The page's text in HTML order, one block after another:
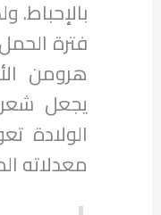
فترة
هرومن
يجعل
الولادة
معدلاته